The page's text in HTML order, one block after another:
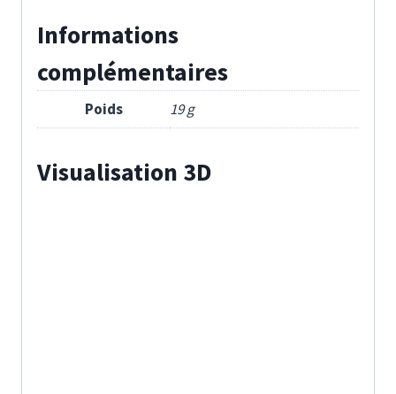
Informations
complémentaires
Poids 19 g
Visualisation 3D